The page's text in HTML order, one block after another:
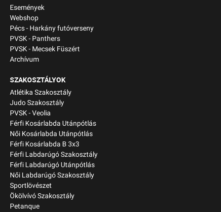
Események
Webshop
Pécs - Harkány futóverseny
PVSK - Panthers
PVSK - Mecsek Füszért
Archívum
SZAKOSZTÁLYOK
Atlétika Szakosztály
Judo Szakosztály
PVSK - Veolia
Férfi Kosárlabda Utánpótlás
Női Kosárlabda Utánpótlás
Férfi Kosárlabda B 3x3
Férfi Labdarúgó Szakosztály
Férfi Labdarúgó Utánpótlás
Női Labdarúgó Szakosztály
Sportlövészet
Ökölvívó Szakosztály
Petanque